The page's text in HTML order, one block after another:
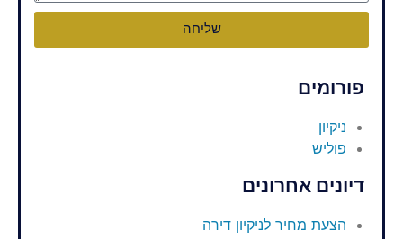
שליחה
פורומים
ניקיון
פוליש
דיונים אחרונים
הצעת מחיר לניקיון דירה